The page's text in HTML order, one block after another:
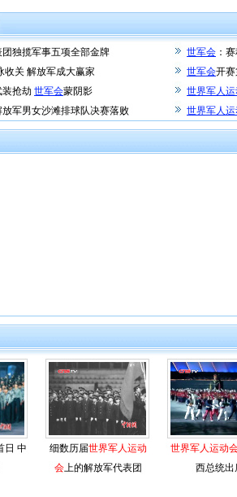
团独揽军事五项全部金牌 世军会 ：
收关 解放军成大赢家 世军会开
抢劫 世军会蒙阴影
世界军人
放军男女沙滩排球队决赛落败 世界军人
日 中
细数历届世界军人运动
会上的解放军代表团
世界军人运动
西总统出